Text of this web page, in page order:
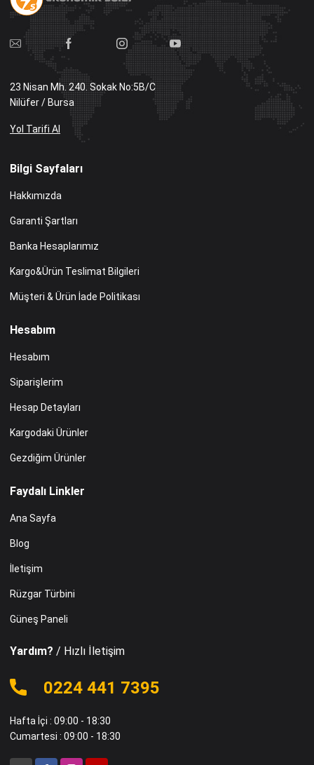
23 Nisan Mh. 240. Sokak No:5B/C
Nilüfer / Bursa
Yol Tarifi Al
Bilgi Sayfaları
Hakkımızda
Garanti Şartları
Banka Hesaplarımız
Kargo&Ürün Teslimat Bilgileri
Müşteri & Ürün İade Politikası
Hesabım
Hesabım
Siparişlerim
Hesap Detayları
Kargodaki Ürünler
Gezdiğim Ürünler
Faydalı Linkler
Ana Sayfa
Blog
İletişim
Rüzgar Türbini
Güneş Paneli
Yardım? / Hızlı İletişim
0224 441 7395
Hafta İçi : 09:00 - 18:30
Cumartesi : 09:00 - 18:30